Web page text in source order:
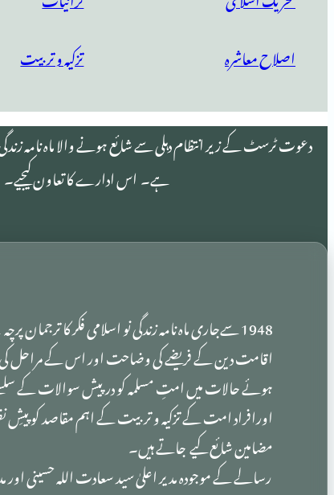
اصلاح معاشرہ
تزکیہ و تربیت
دعوت ٹرسٹ کے زیر انتظام دہلی سے شائع ہونے والا ماہ نامہ
ہے۔ اس ادارے کا تعاون کیجیے۔
1948 سےجاری ماہ نامہ زندگی نو اسلامی فکر کا
اقامت دین کے فریضے کی وضاحت اور اس کے مراحل
ہوئے حالات میں امتِ مسلمہ کو درپیش سوالات کے
اورافراد امت کے تزکیہ و تربیت کے اہم مقاصد کو پیشِ
مضامین شائع کیے جاتے ہیں۔
رسالے کے موجودہ مدیر اعلیٰ سید سعادت اللہ حسینی اور